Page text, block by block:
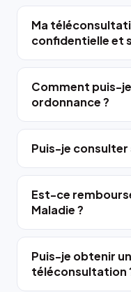
Ma
confidentielle et
Comment puis-
ordonnance ?
Puis-je
Est-ce
Maladie ?
Puis-je obtenir
téléconsultation